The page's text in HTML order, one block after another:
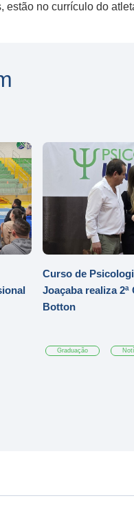
estão no currículo do
Curso de
Joaçaba realiza
Botton
Graduação